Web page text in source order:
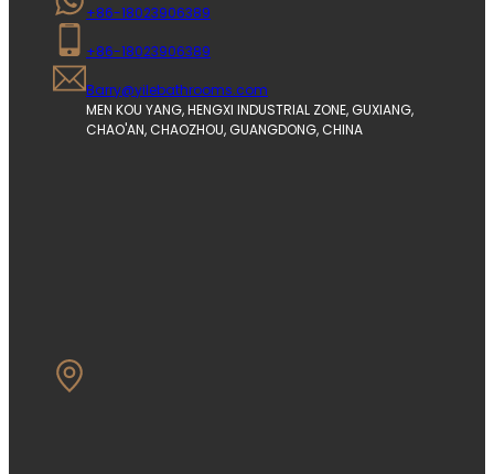
+86-18023906389
+86-18023906389
Barry@yilebathrooms.com
MEN KOU YANG, HENGXI INDUSTRIAL ZONE, GUXIANG,
CHAO'AN, CHAOZHOU, GUANGDONG, CHINA